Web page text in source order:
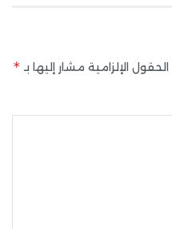
الحقول الإلزامية مشار إليها بـ *